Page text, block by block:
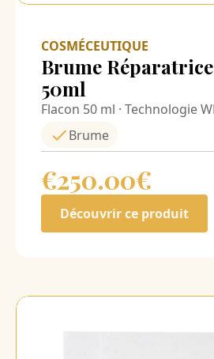
COSMÉCEUTIQUE
Brume
50ml
Flacon 50 ml · Technologie
Brume
€250.00€
Découvrir ce produit